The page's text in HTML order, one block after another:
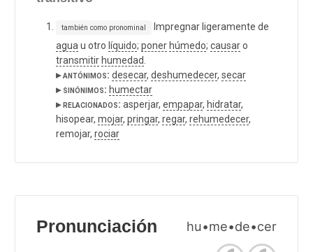
también como pronominal
Impregnar ligeramente de
agua u otro líquido; poner húmedo; causaro
transmitir humedad
▸ antónimos: desecar, deshumedecer, secar
▸ sinónimos: humectar
▸ relacionados: asperjar, empapar, hidratar,
hisopear, mojar, pringar, regar, rehumedecer,
remojar, rociar
Pronunciación hu•me•de•cer